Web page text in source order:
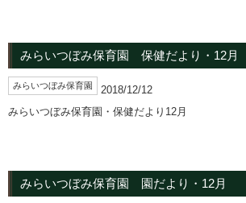
みらいつぼみ保育園 保健だより・12月
みらいつぼみ保育園
2018/12/12
みらいつぼみ保育園・保健だより12月
みらいつぼみ保育園 園だより・12月